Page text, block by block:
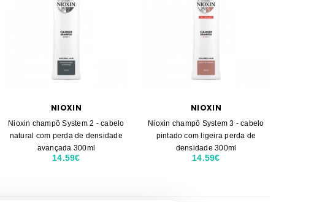
NIOXIN
Nioxin champô System 2 - cabelo
natural com perda de densidade
avançada 300ml
14.59€
NIOXIN
Nioxin champô System 3 - cabelo
pintado com ligeira perda de
densidade 300ml
14.59€